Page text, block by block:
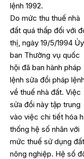
lệnh 1992.
Do mức thu thuế nhà
đất quá thấp đối với
thị, ngày 19/5/1994 Ủy
ban Thường vụ quốc
hội đã ban hành pháp
lệnh sửa đổi pháp lệnh
về thuế nhà đất. Việc
sửa đổi này tập trung
vào việc chi tiết hóa
thống hệ số nhân với
mức thuế sử dụng đất
nông nghiệp. Hệ số